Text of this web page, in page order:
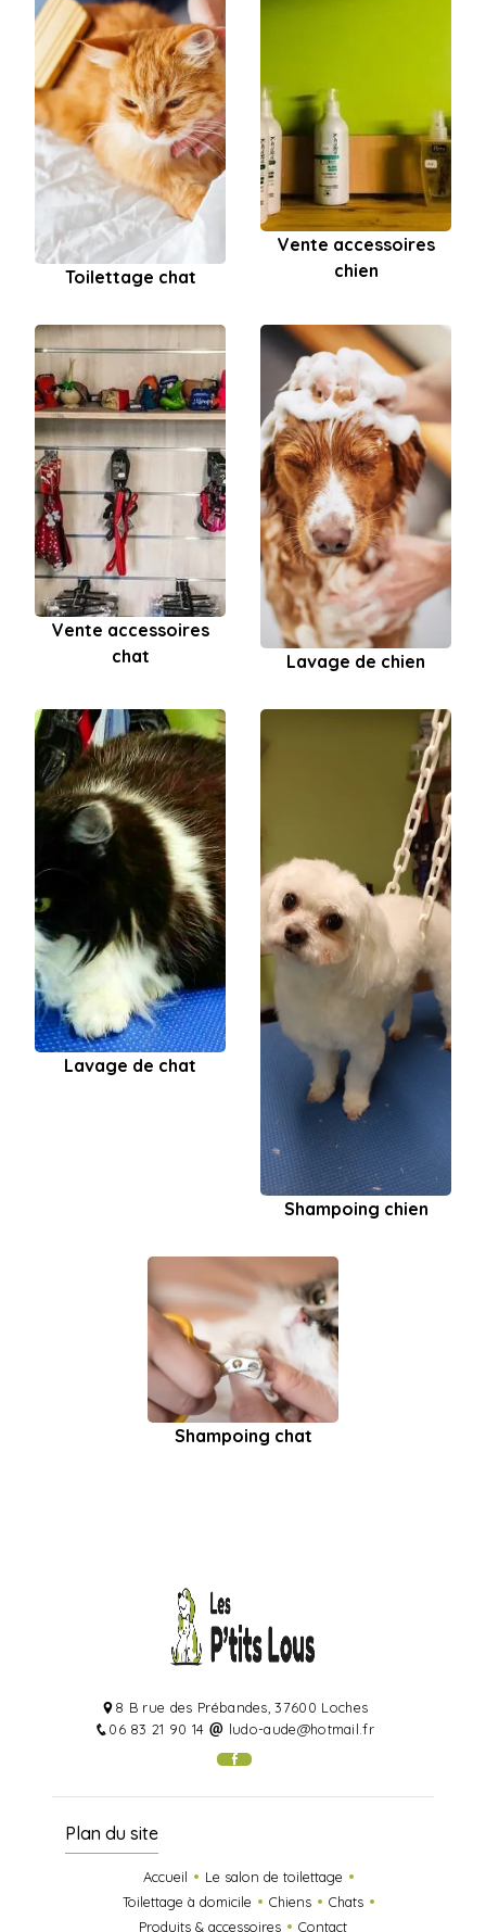
Toilettage chat
Vente accessoires
chien
Vente accessoires
chat
Lavage de chien
Lavage de chat
Shampoing chien
Shampoing chat
8 B rue des Prébandes, 37600 Loches
06 83 21 90 14
ludo-aude@hotmail.fr
Plan du site
Accueil
Le salon de toilettage
Toilettage à domicile
Chiens
Chats
Produits & accessoires
Contact